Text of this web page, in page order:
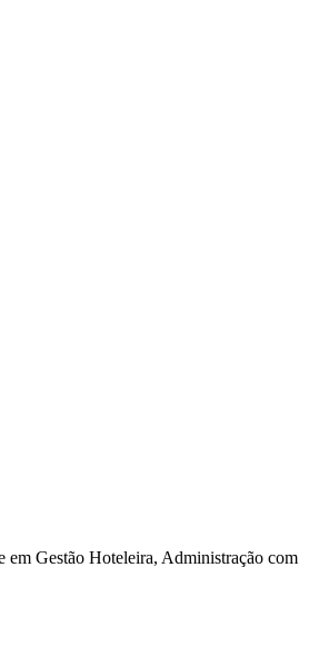
em Gestão Hoteleira, Administração com